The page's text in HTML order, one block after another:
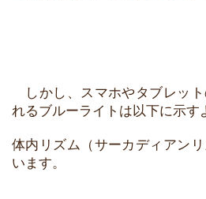
しかし、スマホやタブレッ
れるブルーライトは以下に示す
体内リズム（サーカディアン
います。